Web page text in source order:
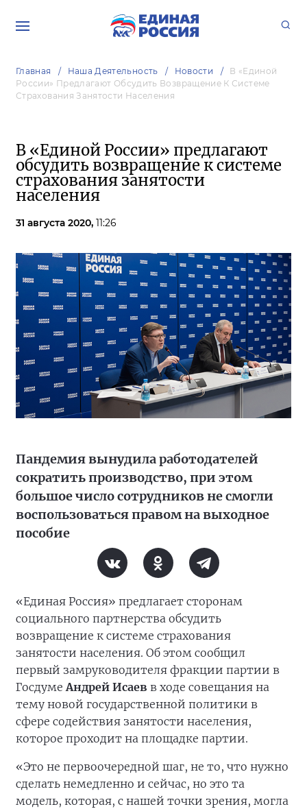
Главная Наша Деятельность Новости
В «Единой
России» Предлагают Обсудить Возвращение К Системе
Страхования Занятости Населения
В «Единой России» предлагают
обсудить возвращение к системе
страхования занятости
населения
31 августа 2020, 11:26
Пандемия вынудила работодателей
сократить производство, при этом
большое число сотрудников не смогли
воспользоваться правом на выходное
пособие
«Единая Россия» предлагает сторонам
социального партнерства обсудить
возвращение к системе страхования
занятости населения. Об этом сообщил
первый замруководителя фракции партии в
ГосдумеАндрей Исаев в ходе совещания на
тему новой государственной политики в
сфере содействия занятости населения,
которое проходит на площадке партии.
«Это не первоочередной шаг, не то, что нужно
сделать немедленно и сейчас, но это та
модель, которая, с нашей точки зрения, могла